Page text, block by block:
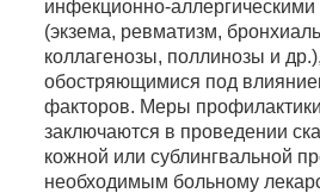
инфекционно-
(экзема, ревматизм,
коллагенозы, поллинозы и др.),
обостряющимися под
факторов. Меры
заключаются в проведении
кожной или сублингвальной
необходимым больному